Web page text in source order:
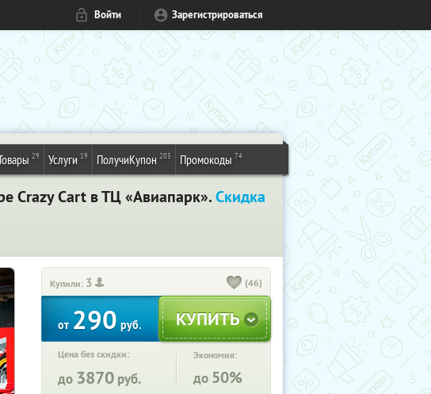
Войти Зарегистрироваться
29 Услуги 19 ПолучиКупон 203 Промокоды 74
Crazy Cart в ТЦ «Авиапарк».Скидка
Купили: 3 (46)
от290руб.
Цена без скидки:
до 3870 руб.
Экономия:
до 50%